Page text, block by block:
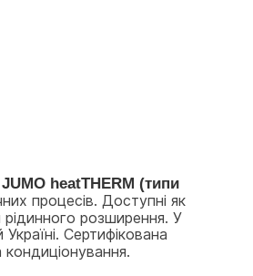
JUMO heatTHERM (типи
процесів. Доступні як
розширення. У
Сертифікована